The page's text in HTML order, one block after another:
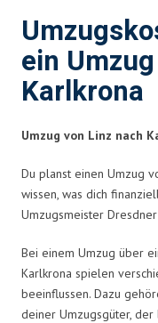
ein
Karlkrona
Umzug von Linz nach
Du planst einen Umzug
wissen, was dich
Umzugsmeister
Bei einem Umzug über
Karlkrona spielen
beeinflussen. Dazu
deiner Umzugsgüter,